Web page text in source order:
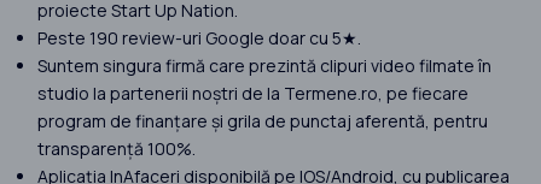
proiecte Start Up Nation.
Peste 190 review-uri Google doar cu 5★.
Suntem singura firmă care prezintă clipuri video filmate în
studio la partenerii noștri de la Termene.ro, pe fiecare
program de finanțare și grila de punctaj aferentă, pentru
transparență 100%.
Aplicația InAfaceri disponibilă pe IOS/Android, cu publicarea